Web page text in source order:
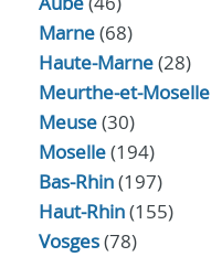
Marne(68)
Haute-Marne(28)
Meurthe-et-Moselle
Meuse(30)
Moselle(194)
Bas-Rhin(197)
Haut-Rhin(155)
Vosges(78)